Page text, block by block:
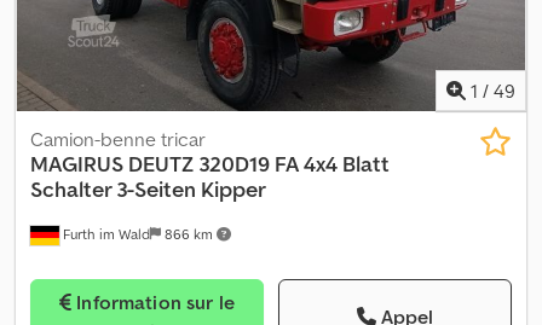
1 / 49
Furth im Wald 866 km
Camion-benne tricar
MAGIRUS DEUTZ 320D19 FA 4x4 Blatt
Schalter 3-Seiten Kipper
Appel